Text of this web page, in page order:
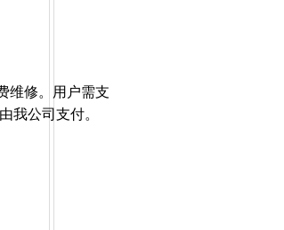
维修。用户需支
我公司支付。